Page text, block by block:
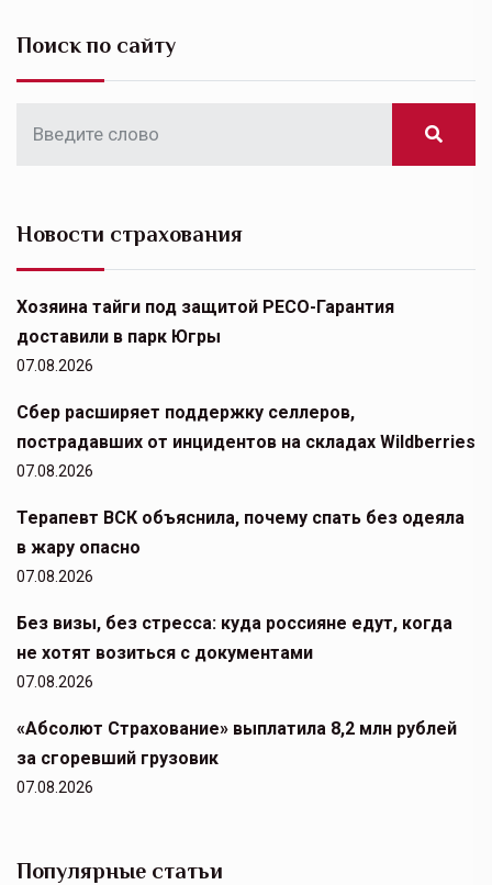
Поиск по сайту
Новости страхования
Хозяина тайги под защитой РЕСО-Гарантия
доставили в парк Югры
07.08.2026
Сбер расширяет поддержку селлеров,
пострадавших от инцидентов на складах Wildberries
07.08.2026
Терапевт ВСК объяснила, почему спать без одеяла
в жару опасно
07.08.2026
Без визы, без стресса: куда россияне едут, когда
не хотят возиться с документами
07.08.2026
«Абсолют Страхование» выплатила 8,2 млн рублей
за сгоревший грузовик
07.08.2026
Популярные статьи